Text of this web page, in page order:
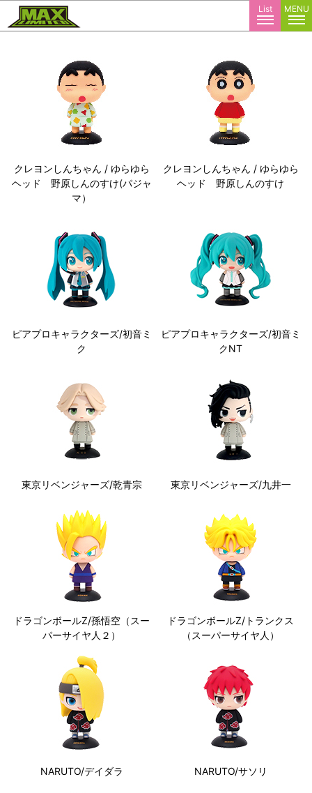
List MENU
株式会社マックスリミテッド
クレヨンしんちゃん / ゆらゆら
ヘッド 野原しんのすけ(パジャ
マ）
クレヨンしんちゃん / ゆらゆら
ヘッド 野原しんのすけ
ピアプロキャラクターズ/初音ミ
ク
ピアプロキャラクターズ/初音ミ
クNT
東京リベンジャーズ/乾青宗 東京リベンジャーズ/九井一
ドラゴンボールZ/孫悟空（スー
パーサイヤ人２）
ドラゴンボールZ/トランクス
（スーパーサイヤ人）
NARUTO/デイダラ NARUTO/サソリ